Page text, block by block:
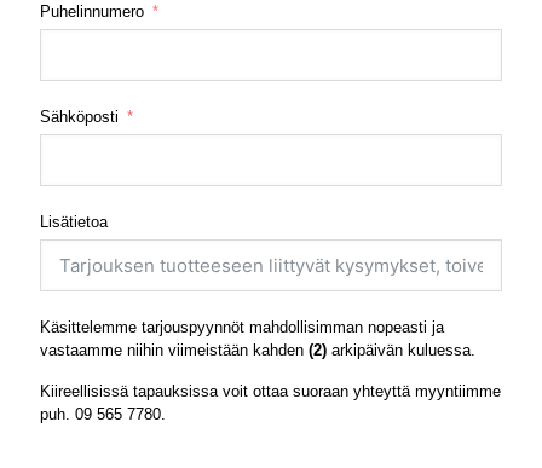
Puhelinnumero
Sähköposti
Lisätietoa
Käsittelemme tarjouspyynnöt mahdollisimman nopeasti ja
vastaamme niihin viimeistään kahden (2) arkipäivän kuluessa.
Kiireellisissä tapauksissa voit ottaa suoraan yhteyttä myyntiimme
puh. 09 565 7780